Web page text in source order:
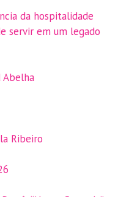
da hospitalidade
servir em um legado
Abelha
Ribeiro